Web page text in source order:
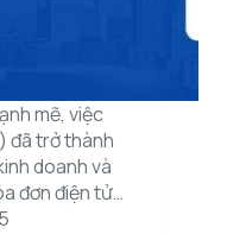
mẽ, việc
đã trở thành
doanh và
đơn điện tử…